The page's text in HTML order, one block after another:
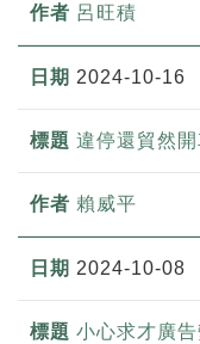
呂旺積
2024-10-16
違停還貿然
賴威平
2024-10-08
小心求才廣告